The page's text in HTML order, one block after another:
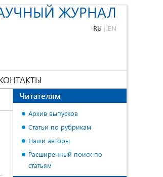
ЖУРНАЛ
RU | EN
Читателям
Архив выпусков
Статьи по рубрикам
Наши авторы
Расширенный поиск по
статьям